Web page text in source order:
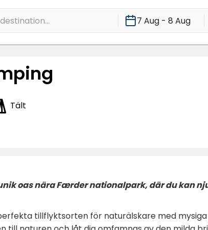
7 Aug - 8 Aug
Tält
oas nära Færder nationalpark, där du kan
tillflyktsorten för naturälskare med